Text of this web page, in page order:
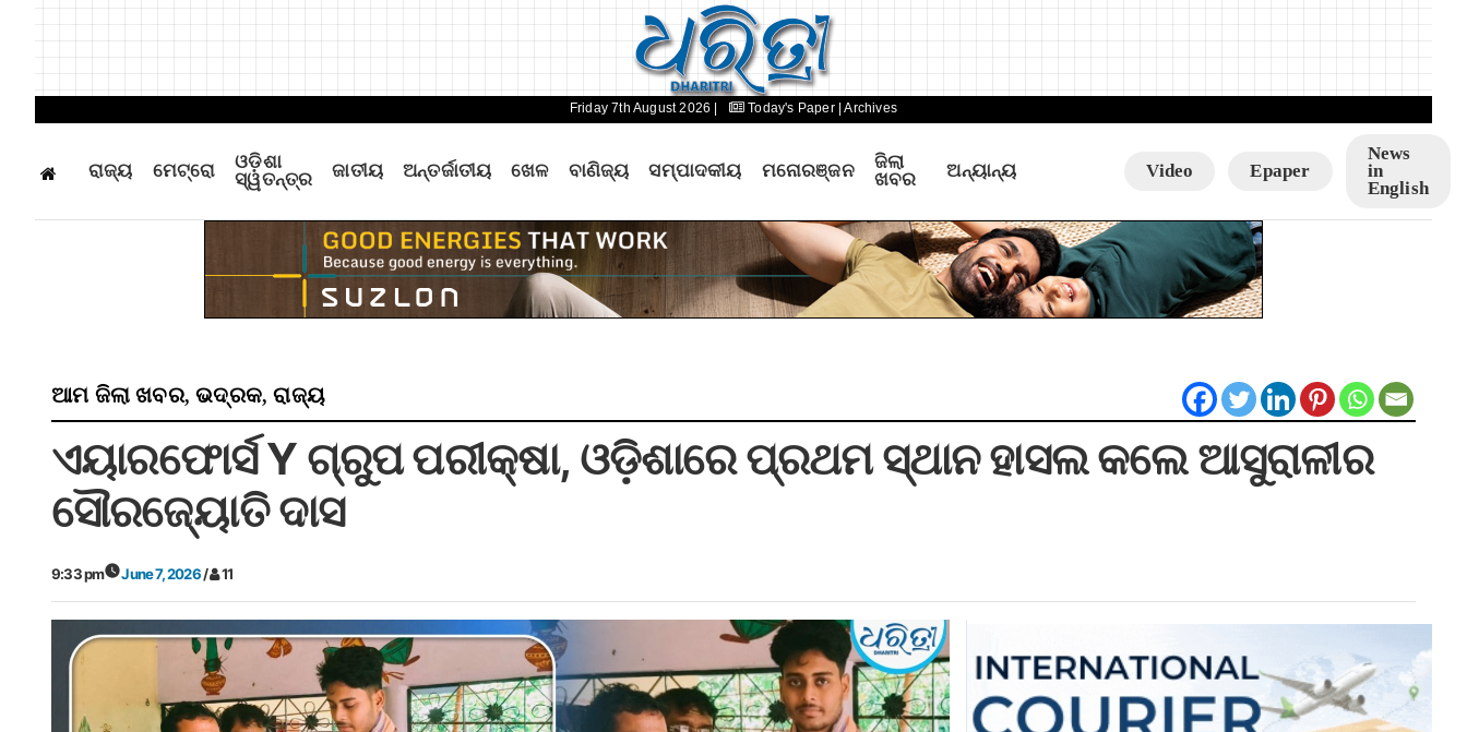
Friday 7th August 2026 | Today's Paper | Archives
ରାଜ୍ୟ ମେଟ୍ରୋ
ଓଡ଼ିଶା
ସ୍ୱତନ୍ତ୍ର
ଜାତୀୟ ଅନ୍ତର୍ଜାତୀୟ ଖେଳ ବାଣିଜ୍ୟ ସମ୍ପାଦକୀୟ ମନୋରଞ୍ଜନ
ଜିଲା
ଖବର
ଅନ୍ୟାନ୍ୟ Video Epaper
News
in
English
ଆମ ଜିଲା ଖବର,ଭଦ୍ରକ,ରାଜ୍ୟ
ଏୟାରଫୋର୍ସ Y ଗ୍ରୁପ ପରୀକ୍ଷା, ଓଡ଼ିଶାରେ ପ୍ରଥମ ସ୍ଥାନ ହାସଲ କଲେ ଆସୁରାଳୀର
ସୌରଜ୍ୟୋତି ଦାସ
9:33 pm June 7, 2026/ 11